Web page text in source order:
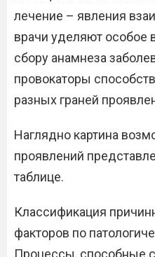
лечение – явления
врачи уделяют особое
сбору анамнеза
провокаторы
разных граней
Наглядно картина
проявлений
таблице.
Классификация
факторов по
Процессы, способные